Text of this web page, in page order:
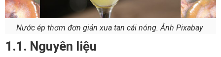
Nước ép thơm đơn giản xua tan cái nóng. Ảnh Pixabay
1.1. Nguyên liệu